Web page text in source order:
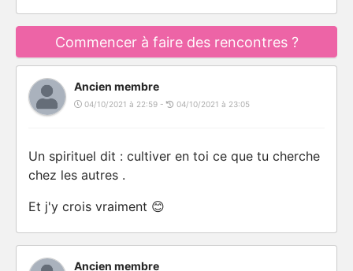
Commencer à faire des rencontres ?
Ancien membre
04/10/2021 à 22:59 - 04/10/2021 à 23:05
Un spirituel dit : cultiver en toi ce que tu cherche
chez les autres .
Et j'y crois vraiment 😊
Ancien membre